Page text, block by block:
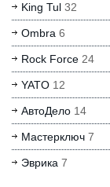
King Tul 32
Ombra 6
Rock Force 24
YATO 12
АвтоДело 14
Мастерключ 7
Эврика 7